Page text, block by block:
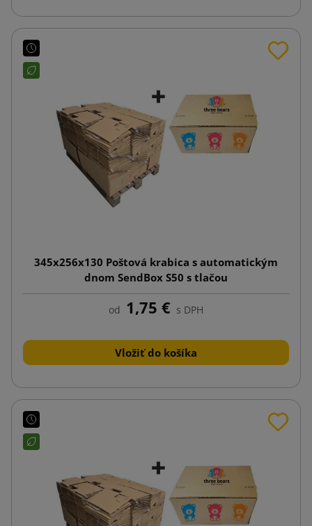
345x256x130 Poštová krabica s automatickým
dnom SendBox S50 s tlačou
od 1,75 € s DPH
Vložiť do košíka